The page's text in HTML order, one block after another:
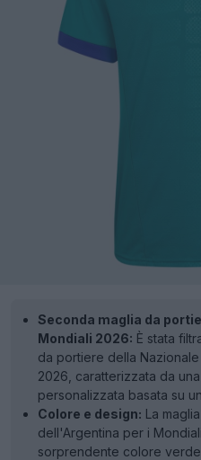
Seconda maglia da
Mondiali 2026: È stata
da portiere della
2026, caratterizzata da
personalizzata basata su
Colore e design: La
dell'Argentina per i
sorprendente colore